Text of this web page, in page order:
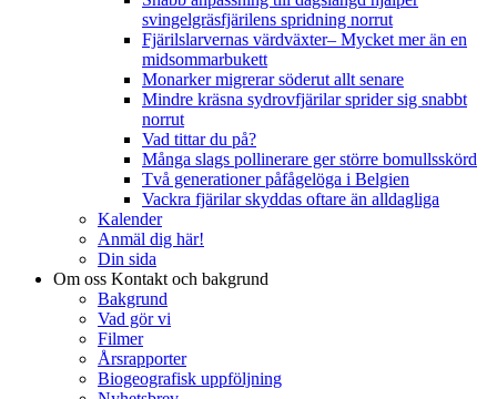
svingelgräsfjärilens spridning norrut
Fjärilslarvernas värdväxter– Mycket mer än en
midsommarbukett
Monarker migrerar söderut allt senare
Mindre kräsna sydrovfjärilar sprider sig snabbt
norrut
Vad tittar du på?
Många slags pollinerare ger större bomullsskörd
Två generationer påfågelöga i Belgien
Vackra fjärilar skyddas oftare än alldagliga
Kalender
Anmäl dig här!
Din sida
Om oss Kontakt och bakgrund
Bakgrund
Vad gör vi
Filmer
Årsrapporter
Biogeografisk uppföljning